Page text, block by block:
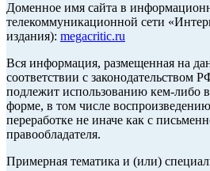
Доменное имя сайта в
телекоммуникационной сети
издания): megacritic.ru
Вся информация, размещенная на
соответствии с законодательством
подлежит использованию кем-либо
форме, в том числе
переработке не иначе как с
правообладателя.
Примерная тематика и (или)